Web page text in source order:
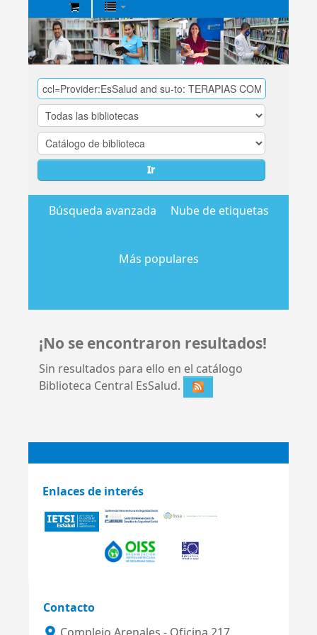
Biblioteca
Central
EsSalud
Ir
Búsqueda avanzada Nube de etiquetas
Más populares
¡No se encontraron resultados!
Sin resultados para ello en el catálogo
Biblioteca Central EsSalud.
Enlaces de interés
Contacto